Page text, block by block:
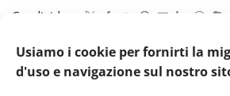
Usiamo i cookie per fornirti la
d'uso e navigazione sul nostro
Condividere:
DESCRIZIONE INFORMAZIONI